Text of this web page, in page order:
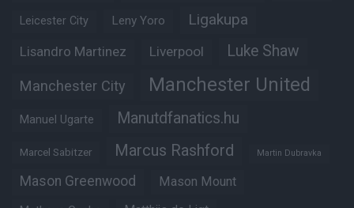
Leicester City Leny Yoro Ligakupa
Lisandro Martinez Liverpool Luke Shaw
Manchester City Manchester United
Manuel Ugarte Manutdfanatics.hu
Marcel Sabitzer Marcus Rashford Martin Dubravka
Mason Greenwood Mason Mount